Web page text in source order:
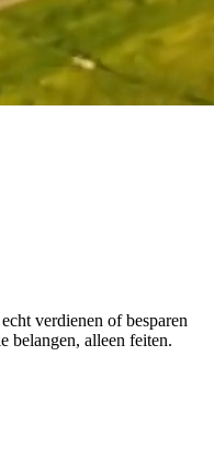
verdienen of besparen
belangen, alleen feiten.